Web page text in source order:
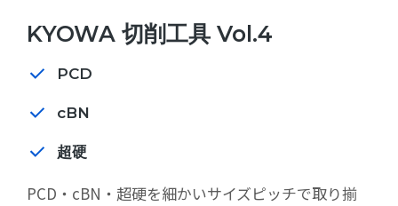
KYOWA 切削工具 Vol.4
PCD
cBN
超硬
PCD・cBN・超硬を細かいサイズピッチで取り揃